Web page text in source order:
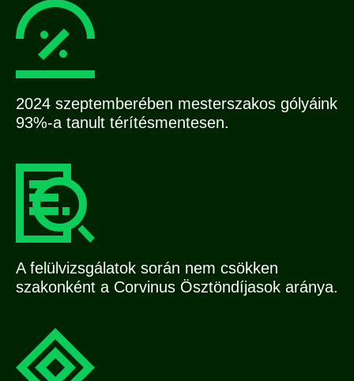
2024 szeptemberében mesterszakos gólyáink
93%-a tanult térítésmentesen.
A felülvizsgálatok során nem csökken
szakonként a Corvinus Ösztöndíjasok aránya.